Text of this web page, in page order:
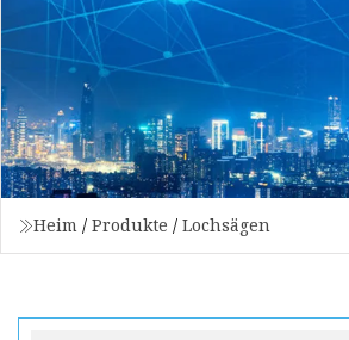
Heim / Produkte / Lochsägen